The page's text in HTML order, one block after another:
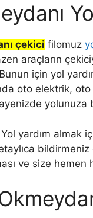
çekici filomuz
araçların
için yol
oto elektrik,
yolunuza
yardım almak
bildirmeniz
ve size hemen